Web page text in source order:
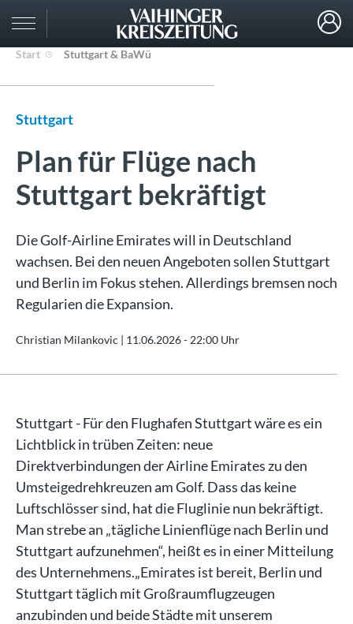
Start Stuttgart & BaWü
Stuttgart
Plan für Flüge nach
Stuttgart bekräftigt
Die Golf-Airline Emirates will in Deutschland
wachsen. Bei den neuen Angeboten sollen Stuttgart
und Berlin im Fokus stehen. Allerdings bremsen noch
Regularien die Expansion.
Christian Milankovic | 11.06.2026 - 22:00 Uhr
Stuttgart - Für den Flughafen Stuttgart wäre es ein
Lichtblick in trüben Zeiten: neue
Direktverbindungen der Airline Emirates zu den
Umsteigedrehkreuzen am Golf. Dass das keine
Luftschlösser sind, hat die Fluglinie nun bekräftigt.
Man strebe an „tägliche Linienflüge nach Berlin und
Stuttgart aufzunehmen“, heißt es in einer Mitteilung
des Unternehmens.„Emirates ist bereit, Berlin und
Stuttgart täglich mit Großraumflugzeugen
anzubinden und beide Städte mit unserem